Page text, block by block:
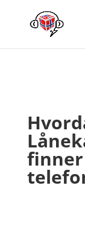
finner